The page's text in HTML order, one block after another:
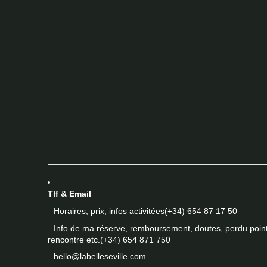
Tlf & Email
Horaires, prix, infos activitées(+34) 654 87 17 50
Info de ma réserve, remboursement, doutes, perdu
rencontre etc. (+34) 654 871 750
hello@labelleseville.com